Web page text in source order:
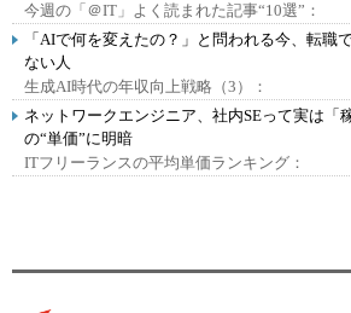
今週の「＠IT」よく読まれた記事“10選”：
「AIで何を変えたの？」と問われる今、転職
ない人
生成AI時代の年収向上戦略（3）：
ネットワークエンジニア、社内SEって実は
の“単価”に明暗
ITフリーランスの平均単価ランキング：